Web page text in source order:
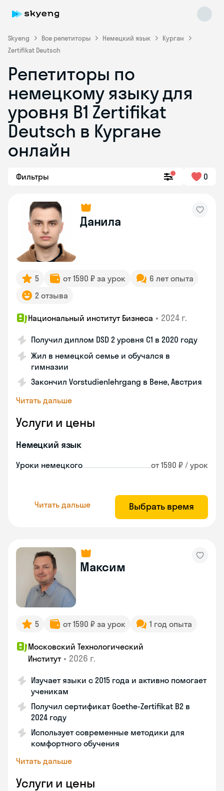
Skyeng Все репетиторы Немецкий язык
Курган
Zertifikat Deutsch
Репетиторы по
немецкому языку для
уровня B1 Zertifikat
Deutsch в Кургане
онлайн
Фильтры 0
Данила
5 от 1590 ₽ за урок
6 лет опыта
2 отзыва
Национальный институт Бизнеса • 2024 г.
Получил диплом DSD 2 уровня С1 в 2020 году
Жил в немецкой семье и обучался в
гимназии
Закончил Vorstudienlehrgang в Вене, Австрия
Читать дальше
Услуги и цены
Немецкий язык
Уроки немецкого от 1590 ₽ / урок
Читать дальше Выбрать время
Максим
5 от 1590 ₽ за урок 1 год опыта
Московский Технологический
Институт • 2026 г.
Изучает языки с 2015 года и активно помогает
ученикам
Получил сертификат Goethe-Zertifikat B2 в
2024 году
Использует современные методики для
комфортного обучения
Читать дальше
Услуги и цены
Skyeng Chat